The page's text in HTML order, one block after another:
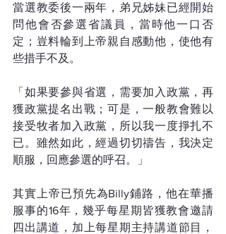
當選教委後一兩年，弟兄姊妹已經開始
問他會否參選省議員，當時他一口否
定；豈料輪到上帝親自感動他，使他有
些措手不及。
「如果要參與省選，需要加入政黨，再
獲政黨提名出戰；可是，一般教會難以
接受牧者加入政黨，所以我一度掙扎不
已。雖然如此，經過切切禱告，我決定
順服，回應參選的呼召。」
其實上帝已預先為Billy鋪路，他在華播
服事的16年，幾乎每星期皆獲教會邀請
四出講道，加上每星期主持講道節目，